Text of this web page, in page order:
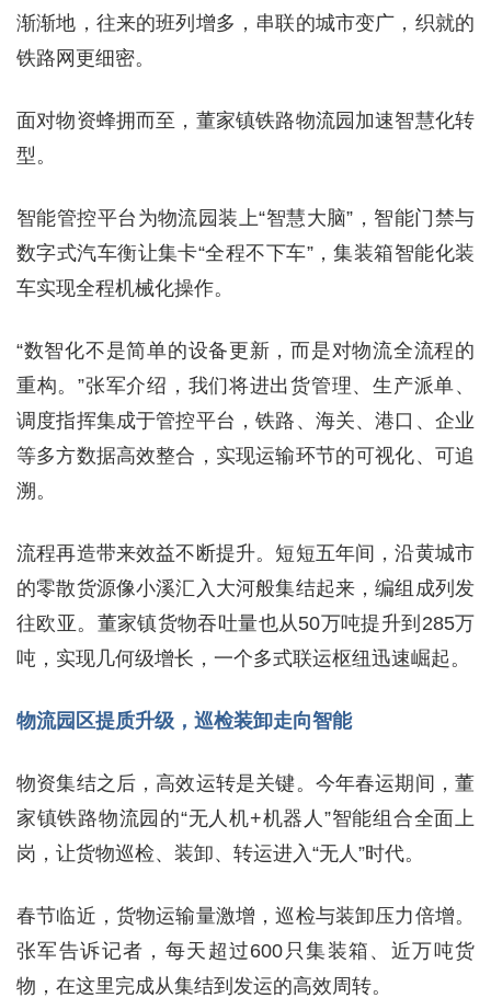
渐渐地，往来的班列增多，串联的城市变广，织就的
铁路网更细密。
面对物资蜂拥而至，董家镇铁路物流园加速智慧化转
型。
智能管控平台为物流园装上“智慧大脑”，智能门禁与
数字式汽车衡让集卡“全程不下车”，集装箱智能化装
车实现全程机械化操作。
“数智化不是简单的设备更新，而是对物流全流程的
重构。”张军介绍，我们将进出货管理、生产派单、
调度指挥集成于管控平台，铁路、海关、港口、企业
等多方数据高效整合，实现运输环节的可视化、可追
溯。
流程再造带来效益不断提升。短短五年间，沿黄城市
的零散货源像小溪汇入大河般集结起来，编组成列发
往欧亚。董家镇货物吞吐量也从50万吨提升到285万
吨，实现几何级增长，一个多式联运枢纽迅速崛起。
物流园区提质升级，巡检装卸走向智能
物资集结之后，高效运转是关键。今年春运期间，董
家镇铁路物流园的“无人机+机器人”智能组合全面上
岗，让货物巡检、装卸、转运进入“无人”时代。
春节临近，货物运输量激增，巡检与装卸压力倍增。
张军告诉记者，每天超过600只集装箱、近万吨货
物，在这里完成从集结到发运的高效周转。